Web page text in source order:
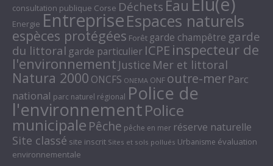
consultation publique Corse Déchets Eau
Energie EntrepriseEspaces naturels
espèces protégées Forêt garde champêtre garde
du littoral garde particulier ICPE inspecteur de
l'environnement Justice Mer et littoral
Natura 2000 ONCFS ONEMA ONF outre-mer Parc
national parc naturel régional Police de
l'environnementPolice
municipale Pêche pêche en mer réserve naturelle
Site classé site inscrit Sites et sols pollués Urbanisme évaluation
environnementale